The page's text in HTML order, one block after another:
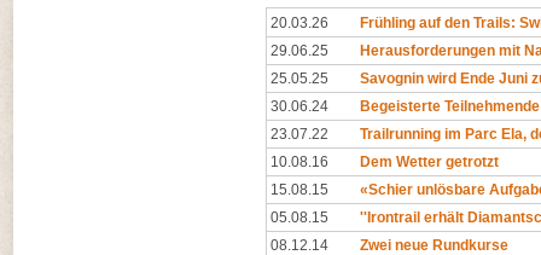
20.03.26
Frühling auf den Trails:
29.06.25
Herausforderungen mit
25.05.25
Savognin wird Ende Juni
30.06.24
Begeisterte
23.07.22
Trailrunning im Parc Ela,
10.08.16
Dem Wetter getrotzt
15.08.15
«Schier unlösbare
05.08.15
''Irontrail erhält
08.12.14
Zwei neue Rundkurse